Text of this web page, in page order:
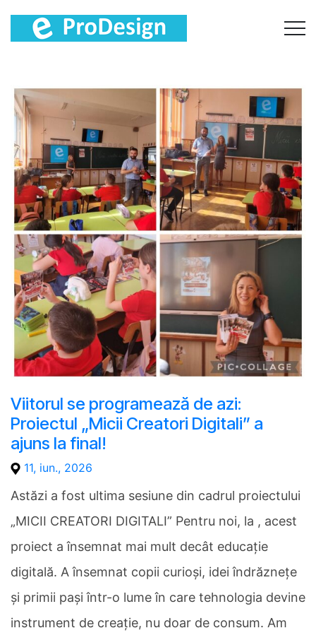
Viitorul se programează de azi:
Proiectul „Micii Creatori Digitali” a
ajuns la final!
11, iun., 2026
Astăzi a fost ultima sesiune din cadrul proiectului
„MICII CREATORI DIGITALI” Pentru noi, la , acest
proiect a însemnat mai mult decât educație
digitală. A însemnat copii curioși, idei îndrăznețe
și primii pași într-o lume în care tehnologia devine
instrument de creație, nu doar de consum. Am